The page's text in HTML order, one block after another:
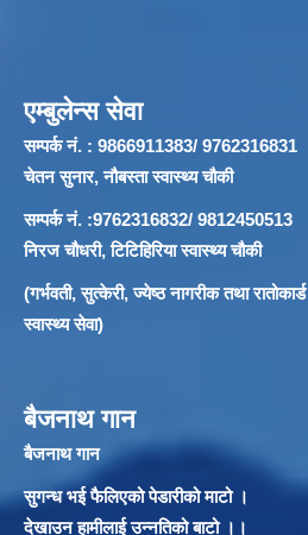
एम्बुलेन्स सेवा
सम्पर्क नं. : 9866911383/ 9762316831
चेतन सुनार, नौबस्ता स्वास्थ्य चौकी
सम्पर्क नं. :9762316832/ 9812450513
निरज चौधरी, टिटिहिरिया स्वास्थ्य चौकी
(गर्भवती, सुत्केरी, ज्येष्ठ नागरीक तथा
स्वास्थ्य सेवा)
बैजनाथ गान
बैजनाथ गान
सुगन्ध भई फैलिएको पेडारीको माटो ।
देखाउन हामीलाई उन्नतिको बाटो ।।